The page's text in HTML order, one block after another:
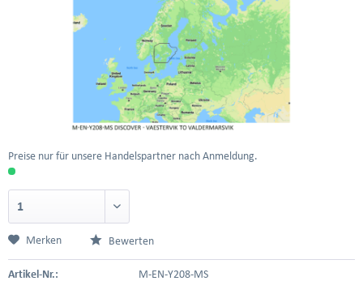
Preise nur für unsere Handelspartner nach Anmeldung.
Merken Bewerten
Artikel-Nr.: M-EN-Y208-MS